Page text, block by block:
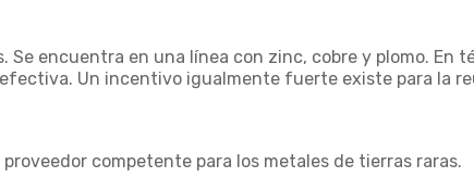
Se encuentra en una línea con zinc, cobre y plomo.
Un incentivo igualmente fuerte existe para la
proveedor competente para los metales de tierras raras.